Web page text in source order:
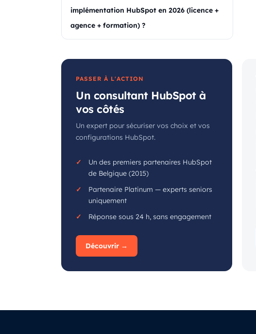
implémentation HubSpot en 2026 (licence +
agence + formation) ?
PASSER À L'ACTION
Un consultant HubSpot à
vos côtés
Un expert pour sécuriser vos choix et vos
configurations HubSpot.
Un des premiers partenaires HubSpot
de Belgique (2015)
Partenaire Platinum — experts seniors
uniquement
Réponse sous 24 h, sans engagement
Découvrir →